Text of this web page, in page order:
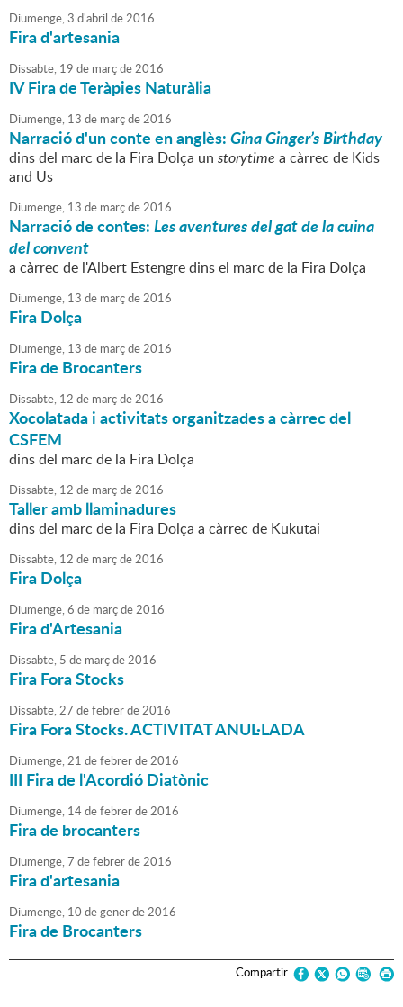
Diumenge,3 d'abril de2016
Fira d'artesania
Dissabte, 19 de marçde2016
IV Fira de Teràpies Naturàlia
Diumenge, 13 de marçde2016
Narració d'un conte en anglès:Gina Ginger’s Birthday
dins del marc de la Fira Dolça un storytime a càrrec de Kids
and Us
Diumenge, 13 de marçde2016
Narració de contes:Les aventures del gat de la cuina
del convent
a càrrec de l'Albert Estengre dins el marc de la Fira Dolça
Diumenge, 13 de marçde2016
Fira Dolça
Diumenge, 13 de marçde2016
Fira de Brocanters
Dissabte, 12 de marçde2016
Xocolatada i activitats organitzades a càrrec del
CSFEM
dins del marc de la Fira Dolça
Dissabte, 12 de marçde2016
Taller amb llaminadures
dins del marc de la Fira Dolça a càrrec de Kukutai
Dissabte, 12 de marçde2016
Fira Dolça
Diumenge,6 de marçde2016
Fira d'Artesania
Dissabte, 5 de marçde2016
Fira Fora Stocks
Dissabte,27 defebrerde2016
Fira Fora Stocks. ACTIVITAT ANUL·LADA
Diumenge,21 defebrerde2016
III Fira de l'Acordió Diatònic
Diumenge, 14defebrerde2016
Fira de brocanters
Diumenge,7 defebrerde2016
Fira d'artesania
Diumenge, 10 degenerde2016
Fira de Brocanters
Compartir